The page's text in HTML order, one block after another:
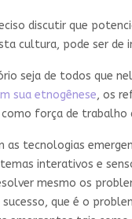
discutir que
cultura, pode ser de
seja de todos que
sua etnogênese, os
força de
as tecnologias
interativos e
mesmo os
que é o